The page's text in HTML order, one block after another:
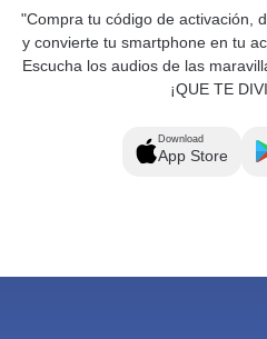
"Compra tu código de activación,
y convierte tu smartphone en tu
Escucha los audios de las
¡QUE TE
Download
App Store